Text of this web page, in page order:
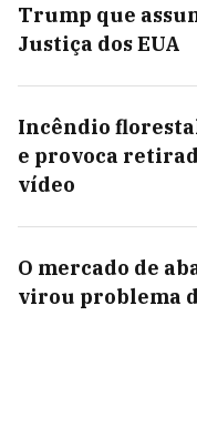
Trump que
Justiça dos EUA
Incêndio
e provoca
vídeo
O mercado de
virou problema